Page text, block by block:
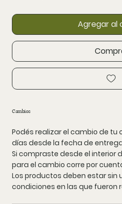
Agregar al
Cambios
Podés realizar el cambio de tu
días desde la fecha de
Si compraste desde el interior
para el cambio corre por
Los productos deben estar sin
condiciones en las que fueron